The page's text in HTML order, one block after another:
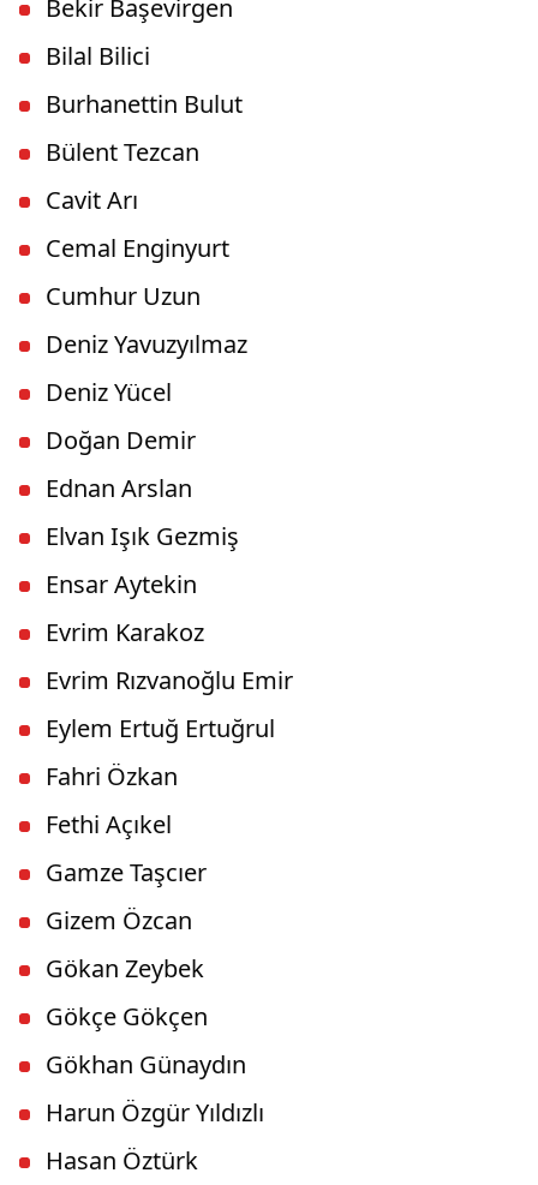
Bekir Başevirgen
Bilal Bilici
Burhanettin Bulut
Bülent Tezcan
Cavit Arı
Cemal Enginyurt
Cumhur Uzun
Deniz Yavuzyılmaz
Deniz Yücel
Doğan Demir
Ednan Arslan
Elvan Işık Gezmiş
Ensar Aytekin
Evrim Karakoz
Evrim Rızvanoğlu Emir
Eylem Ertuğ Ertuğrul
Fahri Özkan
Fethi Açıkel
Gamze Taşcıer
Gizem Özcan
Gökan Zeybek
Gökçe Gökçen
Gökhan Günaydın
Harun Özgür Yıldızlı
Hasan Öztürk